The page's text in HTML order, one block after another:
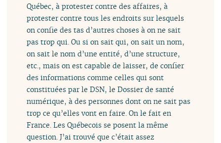
Québec, à protester contre des affaires, à
protester contre tous les endroits sur lesquels
on confie des tas d’autres choses à on ne sait
pas trop qui. Ou si on sait qui, on sait un nom,
on sait le nom d’une entité, d’une structure,
etc., mais on est capable de laisser, de confier
des informations comme celles qui sont
constituées par le DSN, le Dossier de santé
numérique, à des personnes dont on ne sait pas
trop ce qu’elles vont en faire. On le fait en
France. Les Québecois se posent la même
question. J’ai trouvé que c’était assez